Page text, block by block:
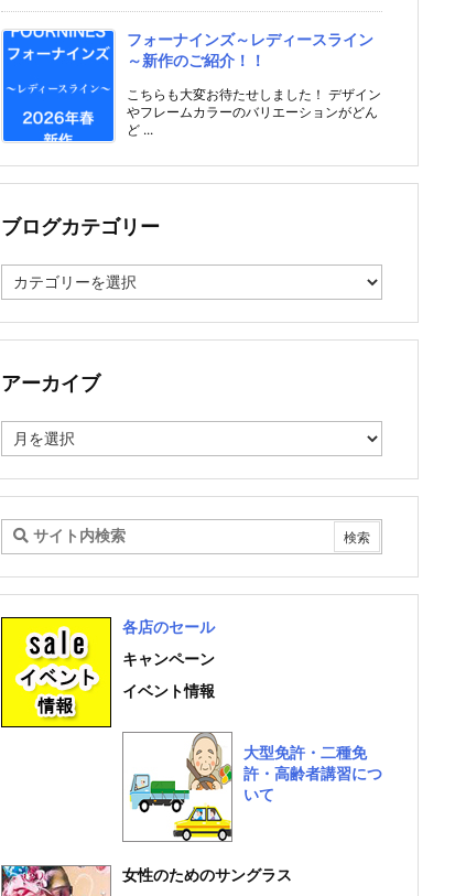
フォーナインズ～レディースライン
～新作のご紹介！！
こちらも大変お待たせしました！ デザイン
やフレームカラーのバリエーションがどん
ど ...
ブログカテゴリー
ロ
カ
ゴ
ー
アーカイブ
ー
イ
各店のセール
キャンペーン
イベント情報
大型免許・二種免
許・高齢者講習につ
いて
女性のためのサングラス